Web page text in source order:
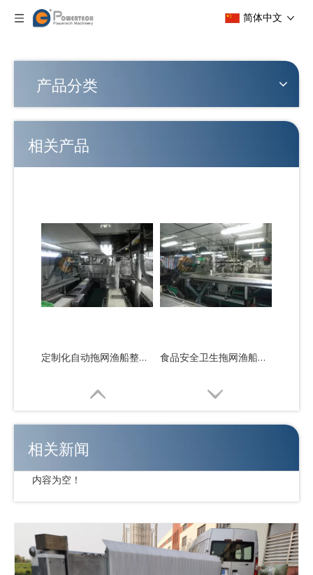
简体中文
产品分类
相关产品
定制化自动拖网渔船整体解决方案 食品安全卫生拖网渔船整体解决方案
操作简单的自动拖网渔船整体解决方案
相关新闻
内容为空！